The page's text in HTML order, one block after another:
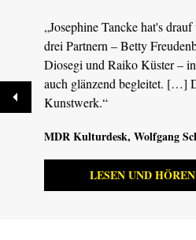
„Josephine Tancke hat's
drei Partnern – Betty
Diosegi und Raiko Küster –
auch glänzend begleitet. […]
Kunstwerk.“
MDR Kulturdesk, Wolfgang
LESEN UND